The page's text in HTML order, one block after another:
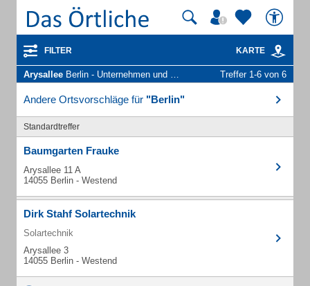
FILTER KARTE
Arysallee Berlin - Unternehmen und Personen Treffer 1-6 von 6
Andere Ortsvorschläge für "Berlin"
Standardtreffer
Baumgarten Frauke
Arysallee 11 A
14055 Berlin - Westend
Dirk Stahf Solartechnik
Solartechnik
Arysallee 3
14055 Berlin - Westend